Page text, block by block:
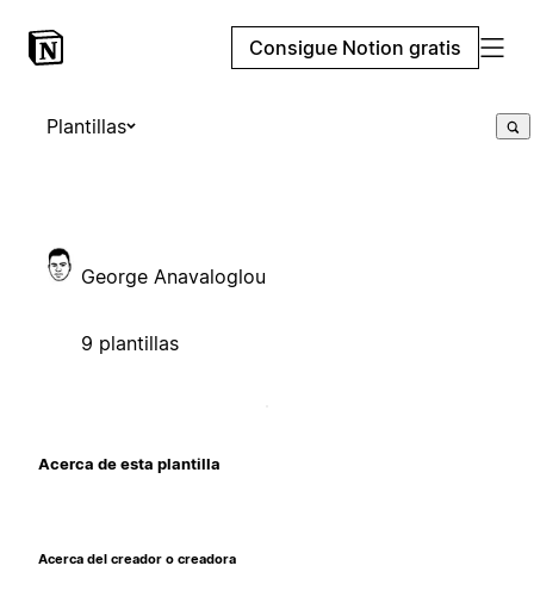
Consigue Notion gratis
Plantillas
George Anavaloglou
9 plantillas
Acerca de esta plantilla
Acerca del creador o creadora